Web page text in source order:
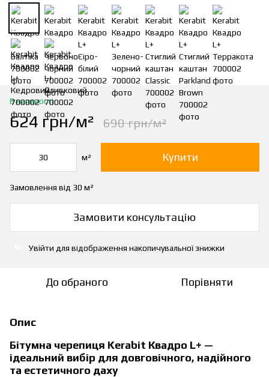
В наявності
624 грн/м² 690 грн/м²
м² Купити
Замовлення від 30 м²
Замовити консультацію
Увійти для відображення накопичувальної знижки
До обраного Порівняти
Опис
Бітумна черепиця Kerabit Квадро L+ —
ідеальний вибір для довговічного, надійного
та естетичного даху